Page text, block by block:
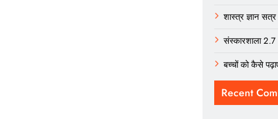
शास्त्र ज्ञान
संस्कारशाला 2.7
बच्चों को कैसे
Recent